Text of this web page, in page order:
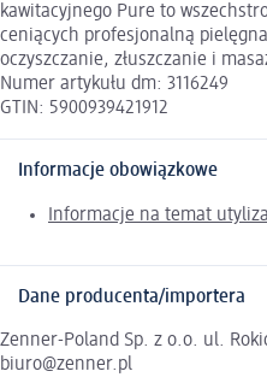
kawitacyjnego Pure to
ceniących profesjonalną
oczyszczanie, złuszczanie i
Numer artykułu dm: 3116249
GTIN: 5900939421912
Informacje obowiązkowe
Informacje na temat
Dane producenta/importera
Zenner-Poland Sp. z o.o. ul.
biuro@zenner.pl